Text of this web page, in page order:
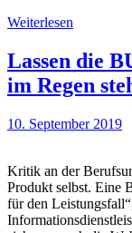
Weiterlesen
Lassen die
im Regen
10. September 2019
Kritik an der
Produkt selbst. Eine
für den